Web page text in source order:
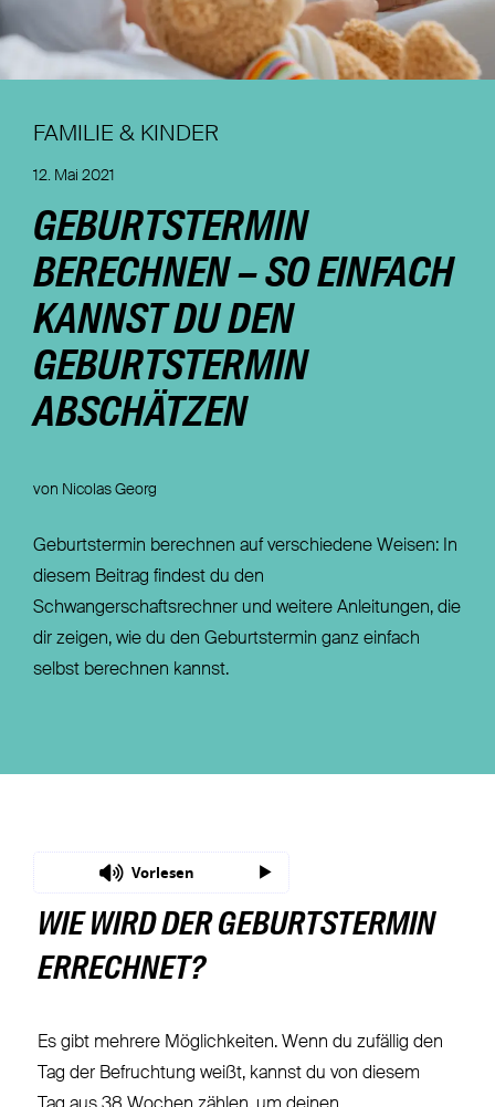
Nachhaltigkeit
FAMILIE & KINDER
12. Mai 2021
GEBURTSTERMIN
BERECHNEN – SO EINFACH
KANNST DU DEN
GEBURTSTERMIN
ABSCHÄTZEN
von Nicolas Georg
Geburtstermin berechnen auf verschiedene Weisen: In
diesem Beitrag findest du den
Schwangerschaftsrechner und weitere Anleitungen, die
dir zeigen, wie du den Geburtstermin ganz einfach
selbst berechnen kannst.
Vorlesen
WIE WIRD DER GEBURTSTERMIN
ERRECHNET?
Es gibt mehrere Möglichkeiten. Wenn du zufällig den
Tag der Befruchtung weißt, kannst du von diesem